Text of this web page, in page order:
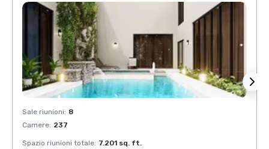
Sale riunioni: 8
Camere: 237
Spazio riunioni totale: 7.201 sq. ft.